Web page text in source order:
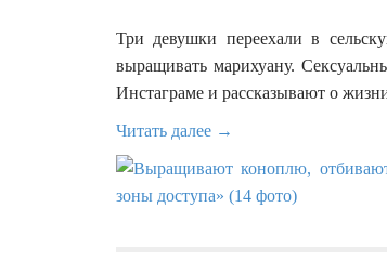
Три девушки переехали в
выращивать марихуану.
Инстаграме и рассказывают о
Читать далее →